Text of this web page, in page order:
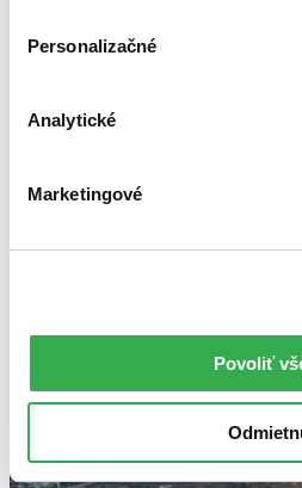
Personalizačné
Analytické
Marketingové
Povoliť
Novinky
Najvyššia zľava
Zrušiť filtre